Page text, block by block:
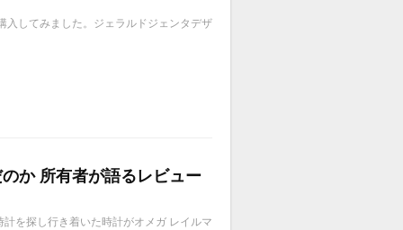
してみました。ジェラルドジェンタデザ
か 所有者が語るレビュー
を探し行き着いた時計がオメガ レイルマ